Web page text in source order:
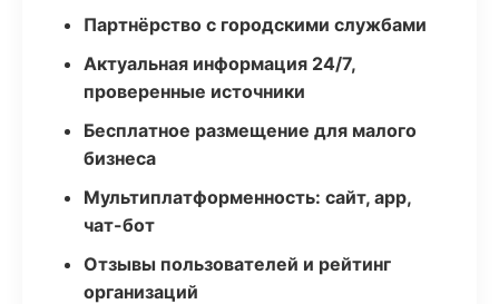
Партнёрство с городскими службами
Актуальная информация 24/7,
проверенные источники
Бесплатное размещение для малого
бизнеса
Мультиплатформенность: сайт, app,
чат-бот
Отзывы пользователей и рейтинг
организаций